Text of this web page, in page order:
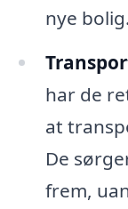
nye bolig.
har de
at
De
frem,